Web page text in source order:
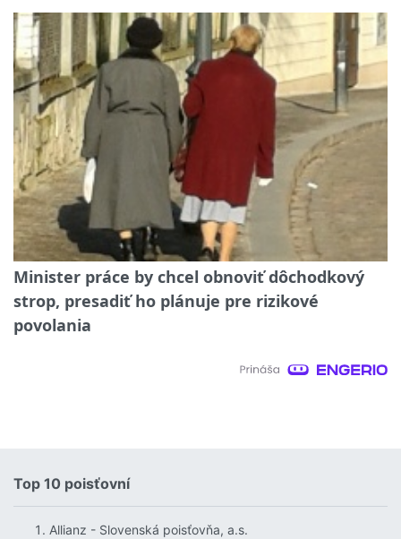
Minister práce by chcel obnoviť dôchodkový
strop, presadiť ho plánuje pre rizikové
povolania
Top 10 poisťovní
Allianz - Slovenská poisťovňa, a.s.